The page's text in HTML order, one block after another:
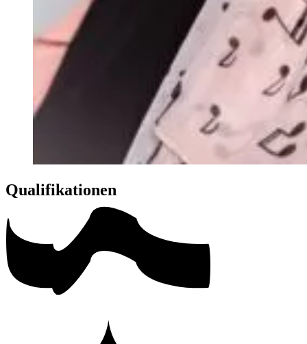
Qualifikationen